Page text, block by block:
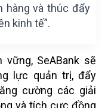
hàng và thúc đẩy
kinh tế”.
SeABank sẽ
lực quản trị, đẩy
cường các giải
và tích cực đồng